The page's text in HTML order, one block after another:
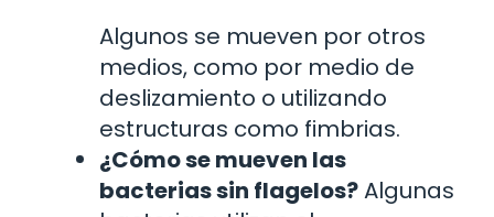
Algunos se mueven por otros
medios, como por medio de
deslizamiento o utilizando
estructuras como fimbrias.
¿Cómo se mueven las
bacterias sin flagelos?Algunas